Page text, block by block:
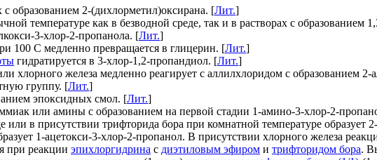
образованием 2-(дихлорметил)оксирана. [Лит.]
температуре как в безводной среде, так и в растворах с образованием
3-хлор-2-пропанола. [Лит.]
100 С медленно превращается в глицерин. [Лит.]
гидратируется в 3-хлор-1,2-пропандиол. [Лит.]
хлорного железа медленно реагирует с аллилхлоридом с образованием
группу. [Лит.]
эпоксидных смол. [Лит.]
или амины с образованием на первой стадии 1-амино-3-хлор-2-
в присутствии трифторида бора при комнатной температуре образует
1-ацетокси-3-хлор-2-пропанол. В присутствии хлорного железа
при реакции эпихлоргидрина с диэтиловым эфиром и трифторидом бора.